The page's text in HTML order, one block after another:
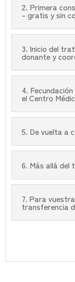
2. Primera
– gratis y sin
3. Inicio del
donante y
4.
el Centro
5. De vuelta a
6. Más allá
7. Para
transferencia